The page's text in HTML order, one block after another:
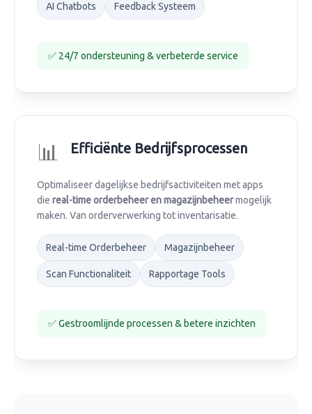
AI Chatbots Feedback Systeem
✅ 24/7 ondersteuning & verbeterde service
📊 Efficiënte Bedrijfsprocessen
Optimaliseer dagelijkse bedrijfsactiviteiten met apps
die real-time orderbeheer en magazijnbeheermogelijk
maken. Van orderverwerking tot inventarisatie.
Real-time Orderbeheer Magazijnbeheer
Scan Functionaliteit Rapportage Tools
✅ Gestroomlijnde processen & betere inzichten